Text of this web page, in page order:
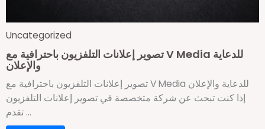
Uncategorized
تصوير إعلانات التلفزيون باحترافية مع V Media للدعاية
والإعلان
تصوير إعلانات التلفزيون باحترافية مع V Media للدعاية والإعلان
إذا كنت تبحث عن شركة متخصصة في تصوير إعلانات التلفزيون
تقدم ...